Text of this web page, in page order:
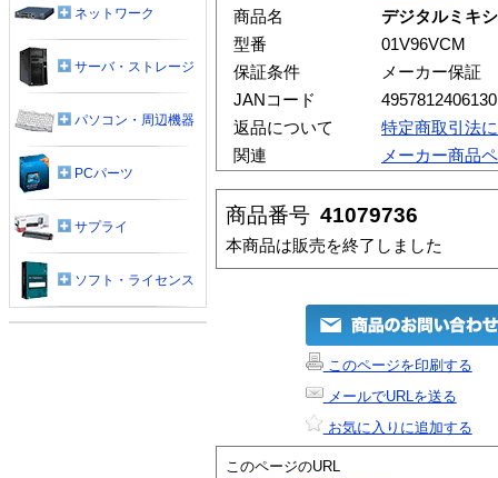
商品名
デジタルミキ
型番
01V96VCM
保証条件
メーカー保証
JANコード
4957812406130
返品について
特定商取引法
関連
メーカー商品
商品番号 41079736
本商品は販売を終了しました
このページを印刷する
メールでURLを送る
お気に入りに追加する
このページのURL
ネットワーク
サーバ・ストレージ
パソコン・周辺機器
PCパーツ
サプライ
ソフト・ライセンス